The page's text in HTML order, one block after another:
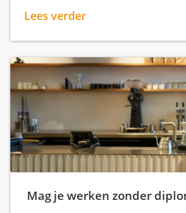
Lees verder
Mag je werken zonder